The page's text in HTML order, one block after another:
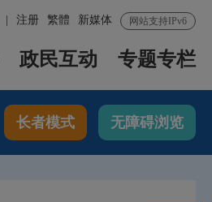
网站支持IPv6
新媒体
繁體
注册
政民互动 专题专栏
长者模式 无障碍浏览